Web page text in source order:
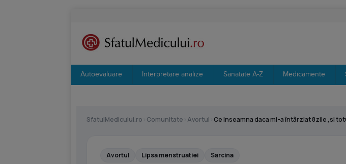
Autoevaluare Interpretare analize Sanatate A-Z Medicamente
SfatulMedicului.ro Comunitate Avortul Ce inseamna daca mi-a întârziat 8zile ,si
Avortul Lipsa menstruatiei Sarcina